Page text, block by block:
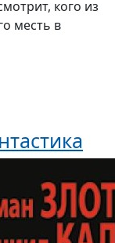
кого из
месть в